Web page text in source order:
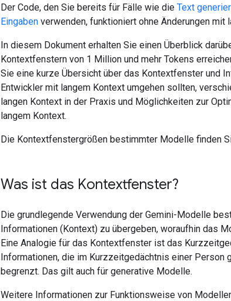
Der Code, den Sie bereits für Fälle wie die Text
Eingaben verwenden, funktioniert ohne Änderungen mit
In diesem Dokument erhalten Sie einen Überblick
Kontextfenstern von 1 Million und mehr Tokens
Sie eine kurze Übersicht über das Kontextfenster und
Entwickler mit langem Kontext umgehen sollten,
langen Kontext in der Praxis und Möglichkeiten zur
langem Kontext.
Die Kontextfenstergrößen bestimmter Modelle finden
Was ist das Kontextfenster?
Die grundlegende Verwendung der Gemini-Modelle
Informationen (Kontext) zu übergeben, woraufhin das
Eine Analogie für das Kontextfenster ist das
Informationen, die im Kurzzeitgedächtnis einer Person
begrenzt. Das gilt auch für generative Modelle.
Weitere Informationen zur Funktionsweise von